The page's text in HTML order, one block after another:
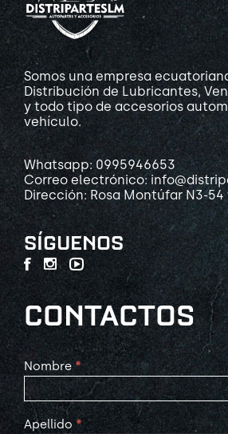
Somos una empresa
Distribución de Lubricantes,
y todo tipo de accesorios
vehículo.
Whatsapp: 0995946653
Correo electrónico:
Dirección: Rosa Montúfar N3-54
SÍGUENOS
CONTACTOS
Contact
Us
Nombre *
Apellido *